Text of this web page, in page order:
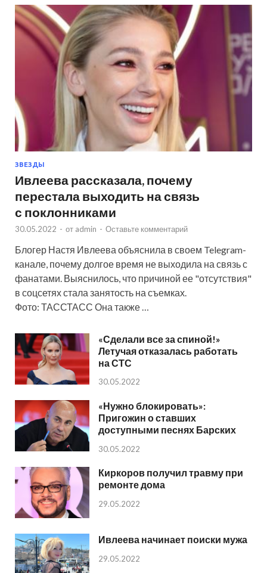
ЗВЕЗДЫ
Ивлеева рассказала, почему
перестала выходить на связь
с поклонниками
30.05.2022 - от admin - Оставьте комментарий
Блогер Настя Ивлеева объяснила в своем Telegram-
канале, почему долгое время не выходила на связь с
фанатами. Выяснилось, что причиной ее "отсутствия"
в соцсетях стала занятость на съемках.
Фото: ТАССТАСС Она также …
«Сделали все за спиной!»
Летучая отказалась работать
на СТС
30.05.2022
«Нужно блокировать»:
Пригожин о ставших
доступными песнях Барских
30.05.2022
Киркоров получил травму при
ремонте дома
29.05.2022
Ивлеева начинает поиски мужа
29.05.2022